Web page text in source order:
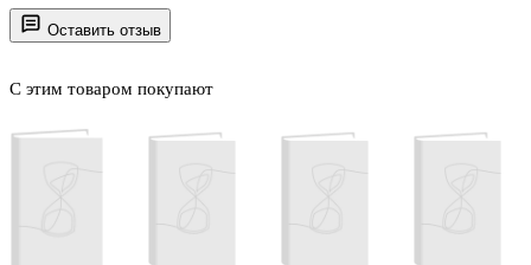
Оставить отзыв
С этим товаром покупают